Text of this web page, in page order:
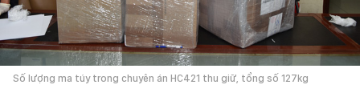
Số lượng ma túy trong chuyên án HC421 thu giữ, tổng số 127kg